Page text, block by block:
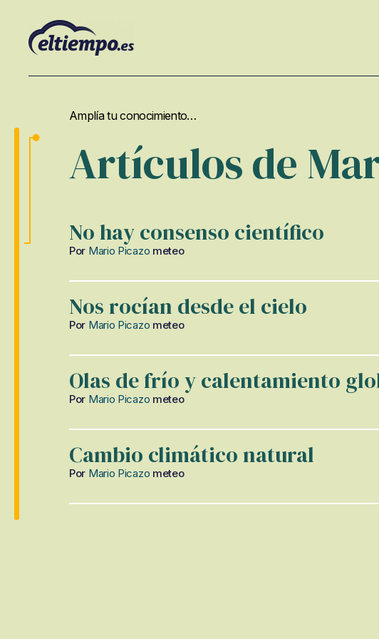
de
Climático
y
Sostenibilidad
Amplía tu conocimiento…
Artículos de
No hay consenso científico
Por Mario Picazo meteo
Nos rocían desde el cielo
Por Mario Picazo meteo
Olas de frío y calentamiento
Por Mario Picazo meteo
Cambio climático natural
Por Mario Picazo meteo